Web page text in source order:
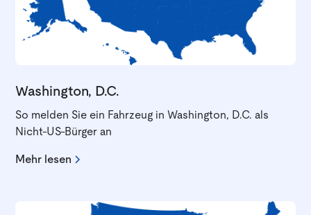
Washington, D.C.
So melden Sie ein Fahrzeug in Washington, D.C. als
Nicht-US-Bürger an
Mehr lesen